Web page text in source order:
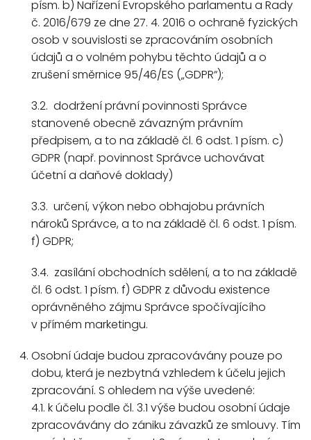
písm. b) Nařízení Evropského parlamentu a Rady
č. 2016/679 ze dne 27. 4. 2016 o ochraně fyzických
osob v souvislosti se zpracováním osobních
údajů a o volném pohybu těchto údajů a o
zrušení směrnice 95/46/ES („GDPR“);
3.2. dodržení právní povinnosti Správce
stanovené obecně závazným právním
předpisem, a to na základě čl. 6 odst. 1 písm. c)
GDPR (např. povinnost Správce uchovávat
účetní a daňové doklady)
3.3. určení, výkon nebo obhajobu právních
nároků Správce, a to na základě čl. 6 odst. 1 písm.
f) GDPR;
3.4. zasílání obchodních sdělení, a to na základě
čl. 6 odst. 1 písm. f) GDPR z důvodu existence
oprávněného zájmu Správce spočívajícího
v přímém marketingu.
Osobní údaje budou zpracovávány pouze po
dobu, která je nezbytná vzhledem k účelu jejich
zpracování. S ohledem na výše uvedené:
4.1. k účelu podle čl. 3.1 výše budou osobní údaje
zpracovávány do zániku závazků ze smlouvy. Tím